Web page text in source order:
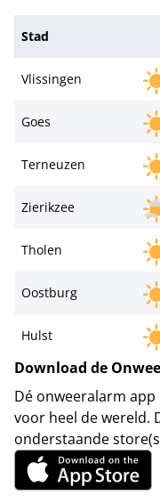
Stad
Vlissingen
Goes
Terneuzen
Zierikzee
Tholen
Oostburg
Hulst
Download de
Dé onweeralarm
voor heel de wereld.
onderstaande